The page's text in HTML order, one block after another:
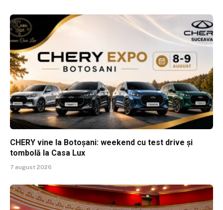
CHERY vine la Botoșani: weekend cu test drive și
tombolă la Casa Lux
7 august 2026